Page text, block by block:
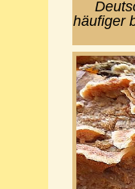
häufiger